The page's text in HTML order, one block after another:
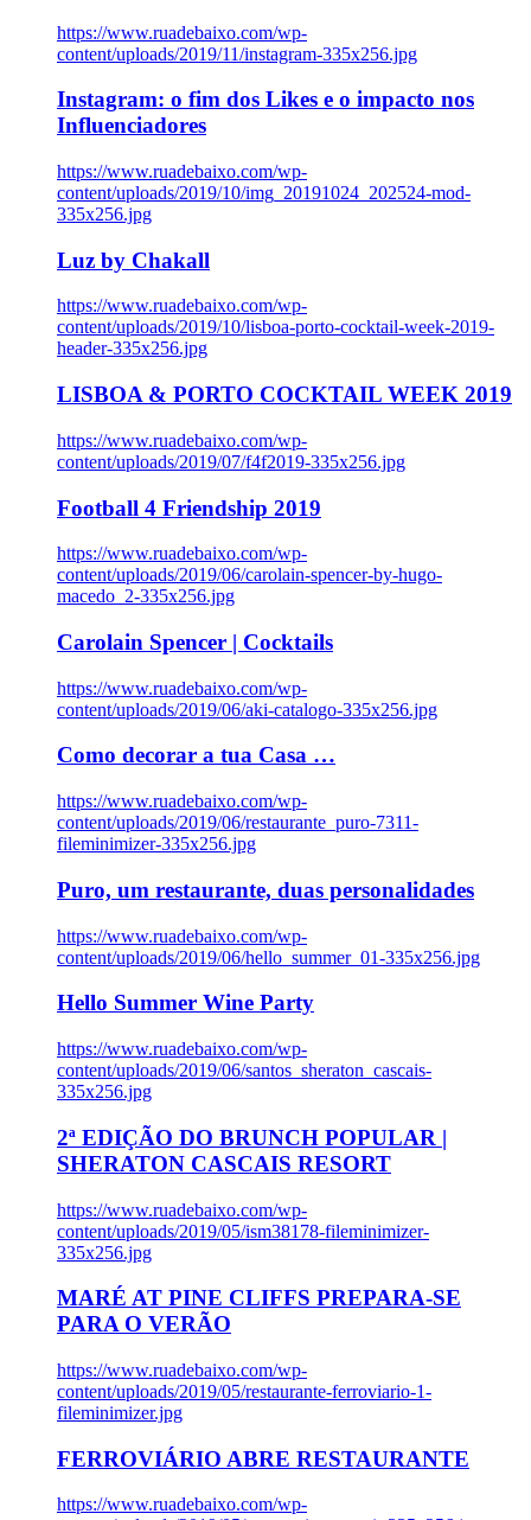
https://www.ruadebaixo.com/wp-
content/uploads/2019/11/instagram-335x256.jpg
Instagram: o fim dos Likes e o impacto nos
Influenciadores
https://www.ruadebaixo.com/wp-
content/uploads/2019/10/img_20191024_202524-mod-
335x256.jpg
Luz by Chakall
https://www.ruadebaixo.com/wp-
content/uploads/2019/10/lisboa-porto-cocktail-week-2019-
header-335x256.jpg
LISBOA & PORTO COCKTAIL WEEK 2019
https://www.ruadebaixo.com/wp-
content/uploads/2019/07/f4f2019-335x256.jpg
Football 4 Friendship 2019
https://www.ruadebaixo.com/wp-
content/uploads/2019/06/carolain-spencer-by-hugo-
macedo_2-335x256.jpg
Carolain Spencer | Cocktails
https://www.ruadebaixo.com/wp-
content/uploads/2019/06/aki-catalogo-335x256.jpg
Como decorar a tua Casa …
https://www.ruadebaixo.com/wp-
content/uploads/2019/06/restaurante_puro-7311-
fileminimizer-335x256.jpg
Puro, um restaurante, duas personalidades
https://www.ruadebaixo.com/wp-
content/uploads/2019/06/hello_summer_01-335x256.jpg
Hello Summer Wine Party
https://www.ruadebaixo.com/wp-
content/uploads/2019/06/santos_sheraton_cascais-
335x256.jpg
2ª EDIÇÃO DO BRUNCH POPULAR |
SHERATON CASCAIS RESORT
https://www.ruadebaixo.com/wp-
content/uploads/2019/05/ism38178-fileminimizer-
335x256.jpg
MARÉ AT PINE CLIFFS PREPARA-SE
PARA O VERÃO
https://www.ruadebaixo.com/wp-
content/uploads/2019/05/restaurante-ferroviario-1-
fileminimizer.jpg
FERROVIÁRIO ABRE RESTAURANTE
https://www.ruadebaixo.com/wp-